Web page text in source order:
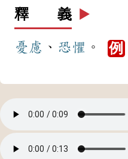
釋 義 ▶️
憂慮 、 恐懼 。 例